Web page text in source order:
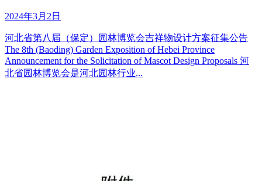
2024年3月2日
河北省第八届（保定）园林博览会吉祥物设计方案征集公告
The 8th (Baoding) Garden Exposition of Hebei Province
Announcement for the Solicitation of Mascot Design Proposals 河
北省园林博览会是河北园林⾏业...